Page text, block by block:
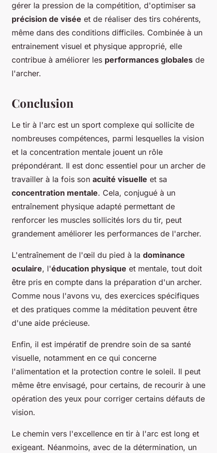
gérer la pression de la compétition, d'optimiser sa
précision de visée et de réaliser des tirs cohérents,
même dans des conditions difficiles. Combinée à un
entrainement visuel et physique approprié, elle
contribue à améliorer les performances globales de
l'archer.
Conclusion
Le tir à l'arc est un sport complexe qui sollicite de
nombreuses compétences, parmi lesquelles la vision
et la concentration mentale jouent un rôle
prépondérant. Il est donc essentiel pour un archer de
travailler à la fois son acuité visuelle et sa
concentration mentale. Cela, conjugué à un
entraînement physique adapté permettant de
renforcer les muscles sollicités lors du tir, peut
grandement améliorer les performances de l'archer.
L'entraînement de l'œil du pied à la dominance
oculaire, l'éducation physique et mentale, tout doit
être pris en compte dans la préparation d'un archer.
Comme nous l'avons vu, des exercices spécifiques
et des pratiques comme la méditation peuvent être
d'une aide précieuse.
Enfin, il est impératif de prendre soin de sa santé
visuelle, notamment en ce qui concerne
l'alimentation et la protection contre le soleil. Il peut
même être envisagé, pour certains, de recourir à une
opération des yeux pour corriger certains défauts de
vision.
Le chemin vers l'excellence en tir à l'arc est long et
exigeant. Néanmoins, avec de la détermination, un